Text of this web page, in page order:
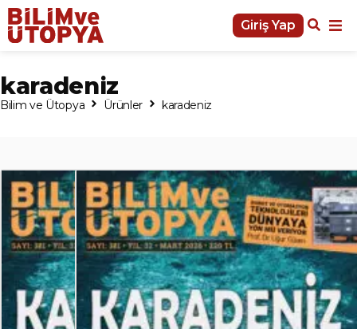
Giriş Yap
karadeniz
Bilim ve Ütopya Ürünler karadeniz